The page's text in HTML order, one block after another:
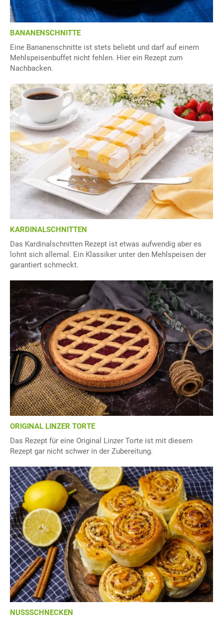
BANANENSCHNITTE
Eine Bananenschnitte ist stets beliebt und darf auf einem
Mehlspeisenbuffet nicht fehlen. Hier ein Rezept zum
Nachbacken.
KARDINALSCHNITTEN
Das Kardinalschnitten Rezept ist etwas aufwendig aber es
lohnt sich allemal. Ein Klassiker unter den Mehlspeisen der
garantiert schmeckt.
ORIGINAL LINZER TORTE
Das Rezept für eine Original Linzer Torte ist mit diesem
Rezept gar nicht schwer in der Zubereitung.
NUSSSCHNECKEN